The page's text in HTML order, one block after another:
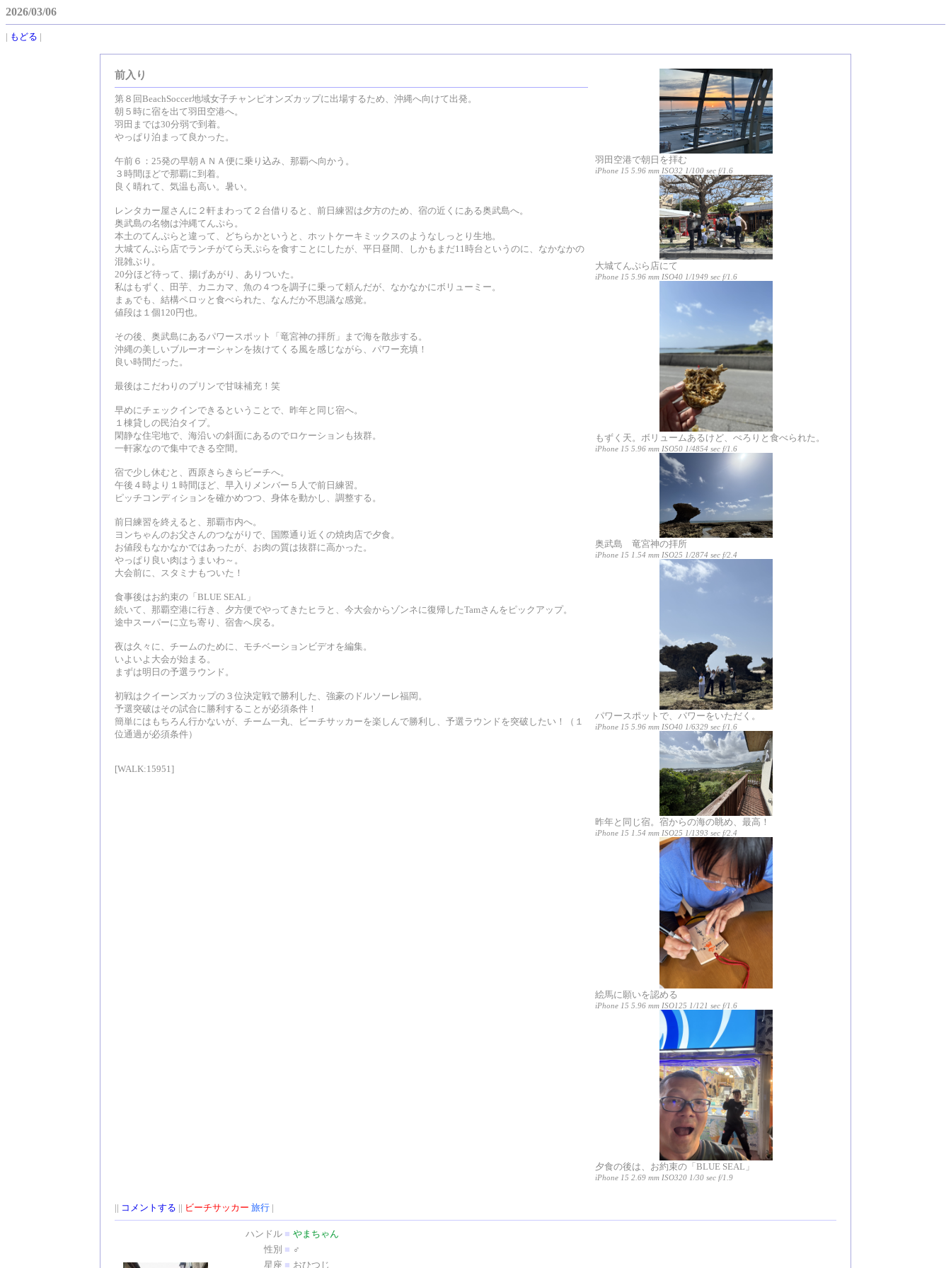
2026/03/06
| もどる |
前入り
第８回BeachSoccer地域女子チャンピオンズカップに出場するため、沖縄へ向けて出発。
朝５時に宿を出て羽田空港へ。
羽田までは30分弱で到着。
やっぱり泊まって良かった。
午前６：25発の早朝ＡＮＡ便に乗り込み、那覇へ向かう。
３時間ほどで那覇に到着。
良く晴れて、気温も高い。暑い。
レンタカー屋さんに２軒まわって２台借りると、前日練習は夕方のため、宿の近くにある奥武島へ。
奥武島の名物は沖縄てんぷら。
本土のてんぷらと違って、どちらかというと、ホットケーキミックスのようなしっとり生地。
大城てんぷら店でランチがてら天ぷらを食すことにしたが、平日昼間、しかもまだ11時台というのに、なかなかの
混雑ぶり。
20分ほど待って、揚げあがり、ありついた。
私はもずく、田芋、カニカマ、魚の４つを調子に乗って頼んだが、なかなかにボリューミー。
まぁでも、結構ペロッと食べられた、なんだか不思議な感覚。
値段は１個120円也。
その後、奥武島にあるパワースポット「竜宮神の拝所」まで海を散歩する。
沖縄の美しいブルーオーシャンを抜けてくる風を感じながら、パワー充填！
良い時間だった。
最後はこだわりのプリンで甘味補充！笑
早めにチェックインできるということで、昨年と同じ宿へ。
１棟貸しの民泊タイプ。
閑静な住宅地で、海沿いの斜面にあるのでロケーションも抜群。
一軒家なので集中できる空間。
宿で少し休むと、西原きらきらビーチへ。
午後４時より１時間ほど、早入りメンバー５人で前日練習。
ピッチコンディションを確かめつつ、身体を動かし、調整する。
前日練習を終えると、那覇市内へ。
ヨンちゃんのお父さんのつながりで、国際通り近くの焼肉店で夕食。
お値段もなかなかではあったが、お肉の質は抜群に高かった。
やっぱり良い肉はうまいわ～。
大会前に、スタミナもついた！
食事後はお約束の「BLUE SEAL」
続いて、那覇空港に行き、夕方便でやってきたヒラと、今大会からゾンネに復帰したTamさんをピックアップ。
途中スーパーに立ち寄り、宿舎へ戻る。
夜は久々に、チームのために、モチベーションビデオを編集。
いよいよ大会が始まる。
まずは明日の予選ラウンド。
初戦はクイーンズカップの３位決定戦で勝利した、強豪のドルソーレ福岡。
予選突破はその試合に勝利することが必須条件！
簡単にはもちろん行かないが、チーム一丸、ビーチサッカーを楽しんで勝利し、予選ラウンドを突破したい！（１
位通過が必須条件）
[WALK:15951]
羽田空港で朝日を拝む
iPhone 15 5.96 mm ISO32 1/100 sec f/1.6
大城てんぷら店にて
iPhone 15 5.96 mm ISO40 1/1949 sec f/1.6
もずく天。ボリュームあるけど、ぺろりと食べられた。
iPhone 15 5.96 mm ISO50 1/4854 sec f/1.6
奥武島 竜宮神の拝所
iPhone 15 1.54 mm ISO25 1/2874 sec f/2.4
パワースポットで、パワーをいただく。
iPhone 15 5.96 mm ISO40 1/6329 sec f/1.6
昨年と同じ宿。宿からの海の眺め、最高！
iPhone 15 1.54 mm ISO25 1/1393 sec f/2.4
絵馬に願いを認める
iPhone 15 5.96 mm ISO125 1/121 sec f/1.6
夕食の後は、お約束の「BLUE SEAL」
iPhone 15 2.69 mm ISO320 1/30 sec f/1.9
|| コメントする || ビーチサッカー 旅行 |
ハンドル ■ やまちゃん
性別 ■ ♂
星座 ■ おひつじ